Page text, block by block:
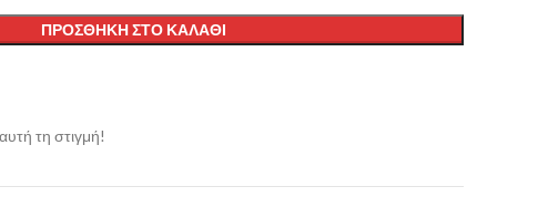
ΠΡΟΣΘΉΚΗ ΣΤΟ ΚΑΛΆΘΙ
τη στιγμή!